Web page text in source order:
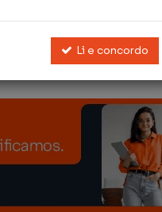
a conceder isenção do
Li e concordo